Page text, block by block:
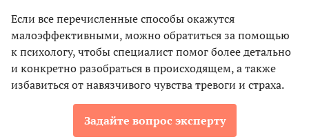
Если все перечисленные способы окажутся
малоэффективными, можно обратиться за помощью
к психологу, чтобы специалист помог более детально
и конкретно разобраться в происходящем, а также
избавиться от навязчивого чувства тревоги и страха.
Задайте вопрос эксперту